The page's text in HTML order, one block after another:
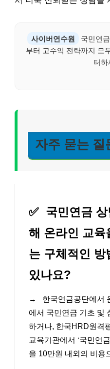
사이버연수원
국민연
부터 고수익 전략까지 모
터하
자주 묻는 질
✅ 국민연금
해 온라인 교육
는 구체적인 방
있나요?
→
한국연금공단에서
에서 국민연금 기초 및
하거나, 한국HRD원격
교육기관에서 ‘국민연
을 10만원 내외의 비용